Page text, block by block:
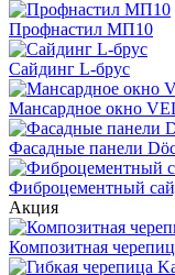
Профнастил МП10
Сайдинг L-брус
Мансардное окно
Фасадные панели
Фиброцементный
Акция
Композитная